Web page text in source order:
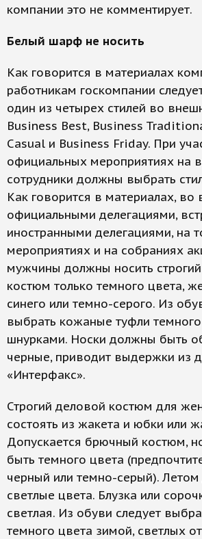
компании это не комментирует.
Белый шарф не носить
Как говорится в материалах
работникам госкомпании
один из четырех стилей во
Business Best, Business
Casual и Business Friday. При
официальных мероприятиях на
сотрудники должны выбрать
Как говорится в материалах, во
официальными делегациями,
иностранными делегациями, на
мероприятиях и на собраниях
мужчины должны носить
костюм только темного цвета,
синего или темно-серого. Из
выбрать кожаные туфли
шнурками. Носки должны быть
черные, приводит выдержки из
«Интерфакс».
Строгий деловой костюм для
состоять из жакета и юбки или
Допускается брючный костюм,
быть темного цвета
черный или темно-серый).
светлые цвета. Блузка или
светлая. Из обуви следует
темного цвета зимой, светлых